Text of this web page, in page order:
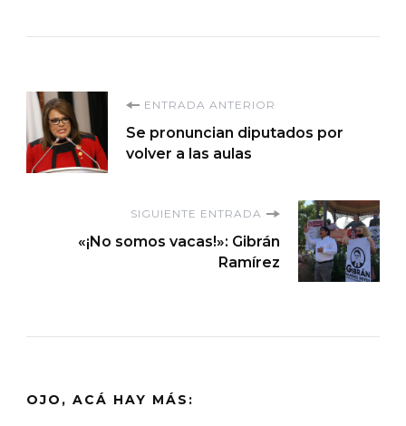
Navegación
de
entradas
ENTRADA ANTERIOR
Se pronuncian diputados por
volver a las aulas
SIGUIENTE ENTRADA
«¡No somos vacas!»: Gibrán
Ramírez
OJO, ACÁ HAY MÁS: